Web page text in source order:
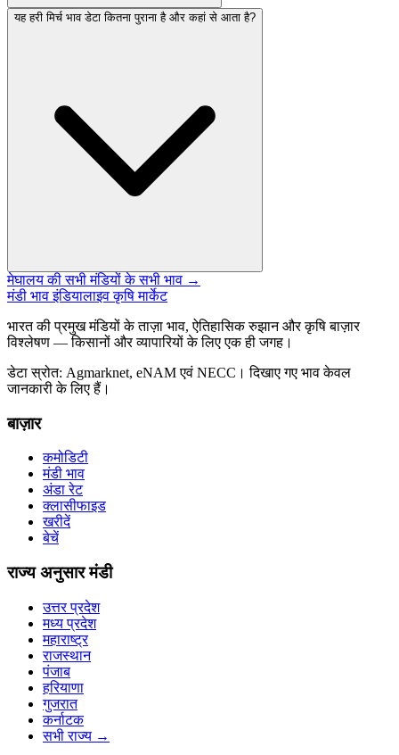
यह हरी मिर्च भाव डेटा कितना पुराना है और कहां से आता है?
मेघालय की सभी मंडियों के सभी भाव →
मंडी भाव इंडियालाइव कृषि मार्केट
भारत की प्रमुख मंडियों के ताज़ा भाव, ऐतिहासिक रुझान और कृषि बाज़ार
विश्लेषण — किसानों और व्यापारियों के लिए एक ही जगह।
डेटा स्रोत: Agmarknet, eNAM एवं NECC। दिखाए गए भाव केवल
जानकारी के लिए हैं।
बाज़ार
कमोडिटी
मंडी भाव
अंडा रेट
क्लासीफाइड
खरीदें
बेचें
राज्य अनुसार मंडी
उत्तर प्रदेश
मध्य प्रदेश
महाराष्ट्र
राजस्थान
पंजाब
हरियाणा
गुजरात
कर्नाटक
सभी राज्य →